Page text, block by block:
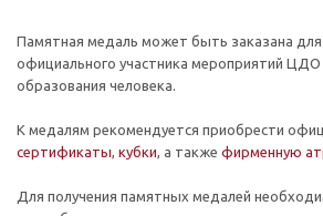
Памятная медаль может быть заказана
официального участника мероприятий ЦДО
образования человека.
К медалям рекомендуется приобрести
сертификаты, кубки, а также фирменную
Для получения памятных медалей